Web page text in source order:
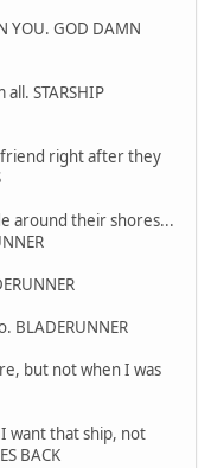
YOU. GOD DAMN
STARSHIP
right after they
around their shores...
BLADERUNNER
but not when I was
want that ship, not
BACK